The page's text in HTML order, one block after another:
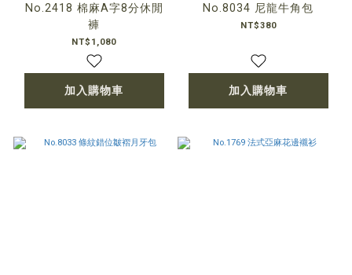
No.2418 棉麻A字8分休閒
褲
NT$1,080
加入購物車
No.8034 尼龍牛角包
NT$380
加入購物車